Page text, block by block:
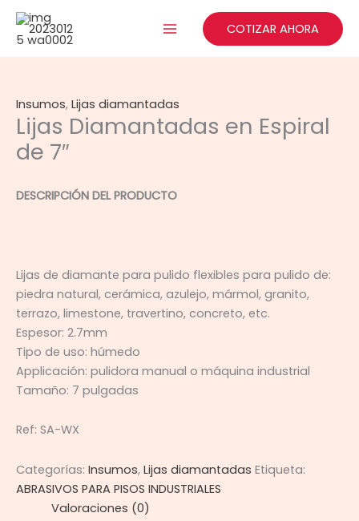
contenido
COTIZAR AHORA
Insumos, Lijas diamantadas
Lijas Diamantadas en Espiral
de 7″
DESCRIPCIÓN DEL PRODUCTO
Lijas de diamante para pulido flexibles para pulido de:
piedra natural, cerámica, azulejo, mármol, granito,
terrazo, limestone, travertino, concreto, etc.
Espesor: 2.7mm
Tipo de uso: húmedo
Applicación: pulidora manual o máquina industrial
Tamaño: 7 pulgadas
Ref: SA-WX
Categorías: Insumos, Lijas diamantadas Etiqueta:
ABRASIVOS PARA PISOS INDUSTRIALES
Valoraciones (0)